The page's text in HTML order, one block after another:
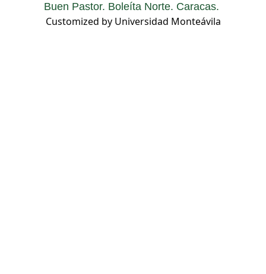
Buen Pastor. Boleíta Norte. Caracas.
Customized by Universidad Monteávila